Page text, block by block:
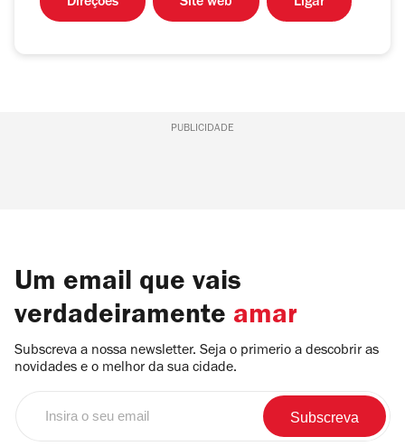
PUBLICIDADE
Um email que vais
verdadeiramente amar
Subscreva a nossa newsletter. Seja o primerio a descobrir as
novidades e o melhor da sua cidade.